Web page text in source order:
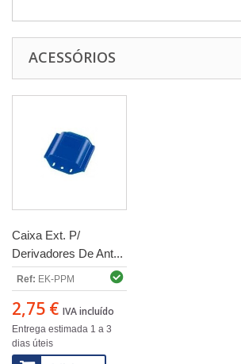
ACESSÓRIOS
Caixa Ext. P/
Derivadores De Ant...
Ref: EK-PPM
2,75 € IVA incluído
Entrega estimada 1 a 3
dias úteis